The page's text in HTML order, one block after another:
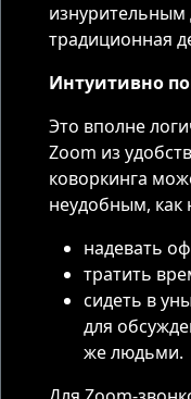
изнурительным
традиционная
Интуитивно
Это вполне
Zoom из
коворкинга
неудобным, как
надевать
тратить
сидеть в
для
же людьми.